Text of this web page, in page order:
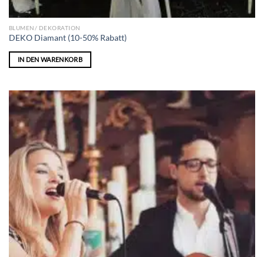
BLUMEN/ DEKORATION
DEKO Diamant (10-50% Rabatt)
IN DEN WARENKORB